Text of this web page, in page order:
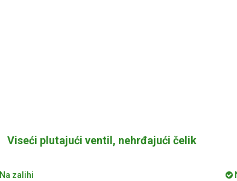
Viseći plutajući ventil, nehrđajući čelik
Na zalihi